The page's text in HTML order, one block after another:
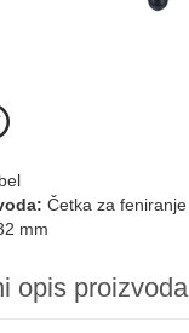
Četka za feniranje
mm
opis proizvoda